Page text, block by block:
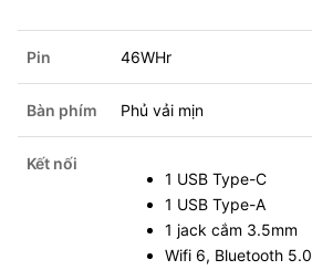
Pin 46WHr
Bàn phím Phủ vải mịn
Kết nối
1 USB Type-C
1 USB Type-A
1 jack cắm 3.5mm
Wifi 6, Bluetooth 5.0